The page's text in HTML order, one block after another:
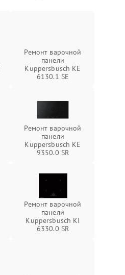
Ремонт варочной
панели
Kuppersbusch KE
6130.1 SE
Ремонт варочной
панели
Kuppersbusch KE
9350.0 SR
Ремонт варочной
панели
Kuppersbusch KI
6330.0 SR